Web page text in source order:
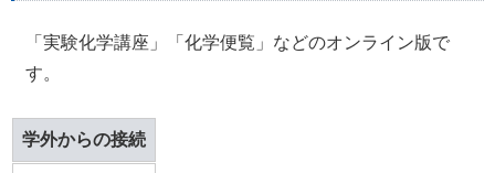
「実験化学講座」「化学便覧」などのオンライン版で
す。
学外からの接続